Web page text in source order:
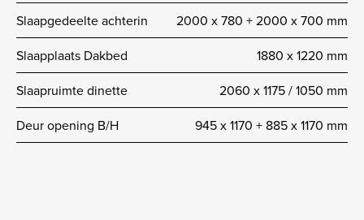
Slaapgedeelte achterin
2000 x 780 + 2000 x 700 mm
Slaapplaats Dakbed
1880 x 1220 mm
Slaapruimte dinette
2060 x 1175 / 1050 mm
Deur opening B/H
945 x 1170 + 885 x 1170 mm